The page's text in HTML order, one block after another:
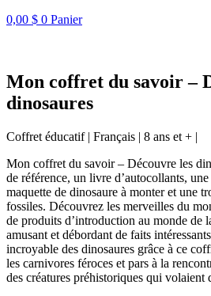
0,00 $ 0 Panier
Mon coffret du savoir –
dinosaures
Coffret éducatif | Français | 8 ans et + |
Mon coffret du savoir – Découvre les
de référence, un livre d’autocollants,
maquette de dinosaure à monter et une
fossiles. Découvrez les merveilles du
de produits d’introduction au monde de
amusant et débordant de faits
incroyable des dinosaures grâce à ce
les carnivores féroces et pars à la
des créatures préhistoriques qui volaient